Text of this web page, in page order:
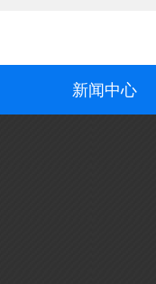
新闻中心